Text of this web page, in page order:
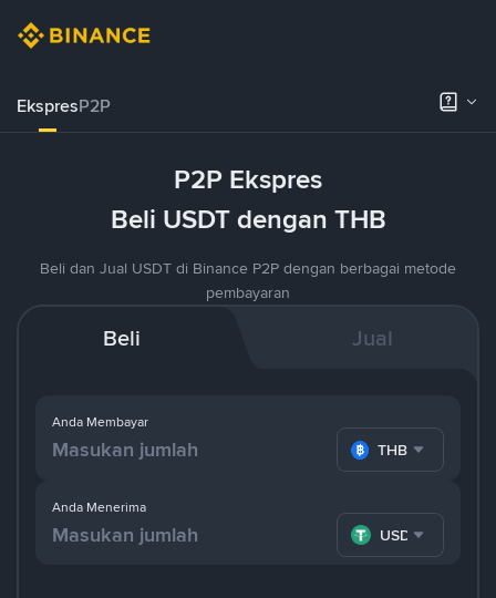
EkspresP2P
P2P Ekspres
Beli USDT dengan THB
Beli dan Jual USDT di Binance P2P dengan berbagai metode
pembayaran
Beli Jual
Anda Membayar
THB
Anda Menerima
USDT